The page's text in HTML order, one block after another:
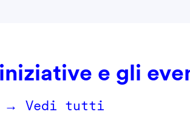
e gli
→ Vedi tutti